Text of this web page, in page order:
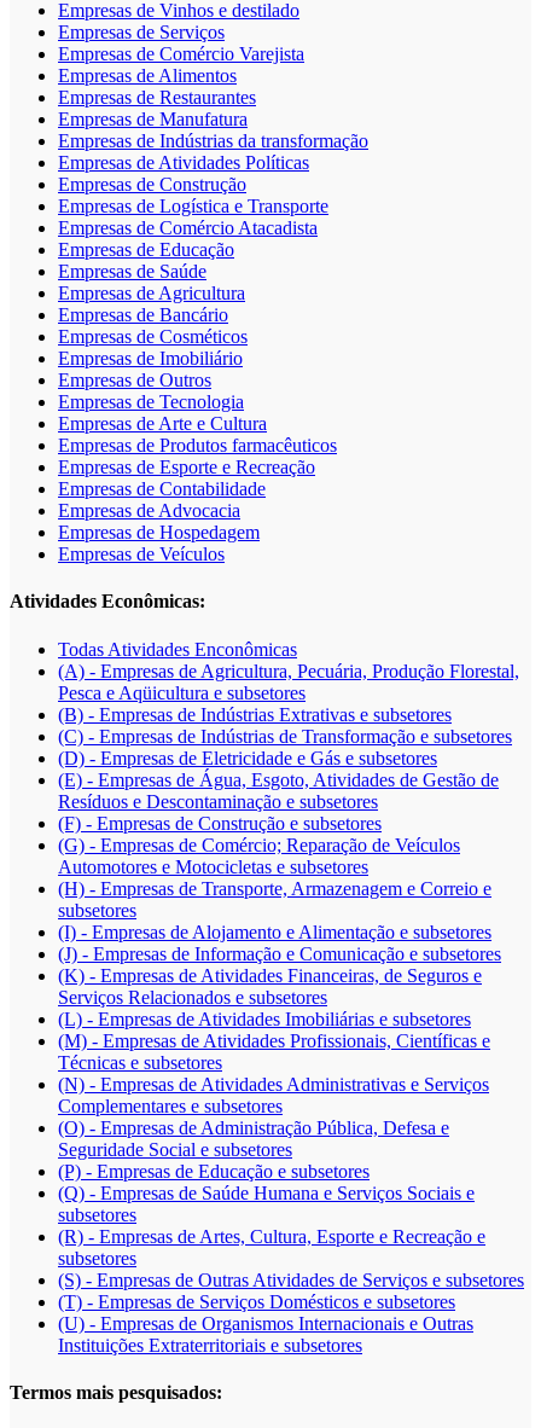
Empresas de Vinhos e destilado
Empresas de Serviços
Empresas de Comércio Varejista
Empresas de Alimentos
Empresas de Restaurantes
Empresas de Manufatura
Empresas de Indústrias da transformação
Empresas de Atividades Políticas
Empresas de Construção
Empresas de Logística e Transporte
Empresas de Comércio Atacadista
Empresas de Educação
Empresas de Saúde
Empresas de Agricultura
Empresas de Bancário
Empresas de Cosméticos
Empresas de Imobiliário
Empresas de Outros
Empresas de Tecnologia
Empresas de Arte e Cultura
Empresas de Produtos farmacêuticos
Empresas de Esporte e Recreação
Empresas de Contabilidade
Empresas de Advocacia
Empresas de Hospedagem
Empresas de Veículos
Atividades Econômicas:
Todas Atividades Enconômicas
(A) - Empresas de Agricultura, Pecuária, Produção Florestal,
Pesca e Aqüicultura e subsetores
(B) - Empresas de Indústrias Extrativas e subsetores
(C) - Empresas de Indústrias de Transformação e subsetores
(D) - Empresas de Eletricidade e Gás e subsetores
(E) - Empresas de Água, Esgoto, Atividades de Gestão de
Resíduos e Descontaminação e subsetores
(F) - Empresas de Construção e subsetores
(G) - Empresas de Comércio; Reparação de Veículos
Automotores e Motocicletas e subsetores
(H) - Empresas de Transporte, Armazenagem e Correio e
subsetores
(I) - Empresas de Alojamento e Alimentação e subsetores
(J) - Empresas de Informação e Comunicação e subsetores
(K) - Empresas de Atividades Financeiras, de Seguros e
Serviços Relacionados e subsetores
(L) - Empresas de Atividades Imobiliárias e subsetores
(M) - Empresas de Atividades Profissionais, Científicas e
Técnicas e subsetores
(N) - Empresas de Atividades Administrativas e Serviços
Complementares e subsetores
(O) - Empresas de Administração Pública, Defesa e
Seguridade Social e subsetores
(P) - Empresas de Educação e subsetores
(Q) - Empresas de Saúde Humana e Serviços Sociais e
subsetores
(R) - Empresas de Artes, Cultura, Esporte e Recreação e
subsetores
(S) - Empresas de Outras Atividades de Serviços e subsetores
(T) - Empresas de Serviços Domésticos e subsetores
(U) - Empresas de Organismos Internacionais e Outras
Instituições Extraterritoriais e subsetores
Termos mais pesquisados: